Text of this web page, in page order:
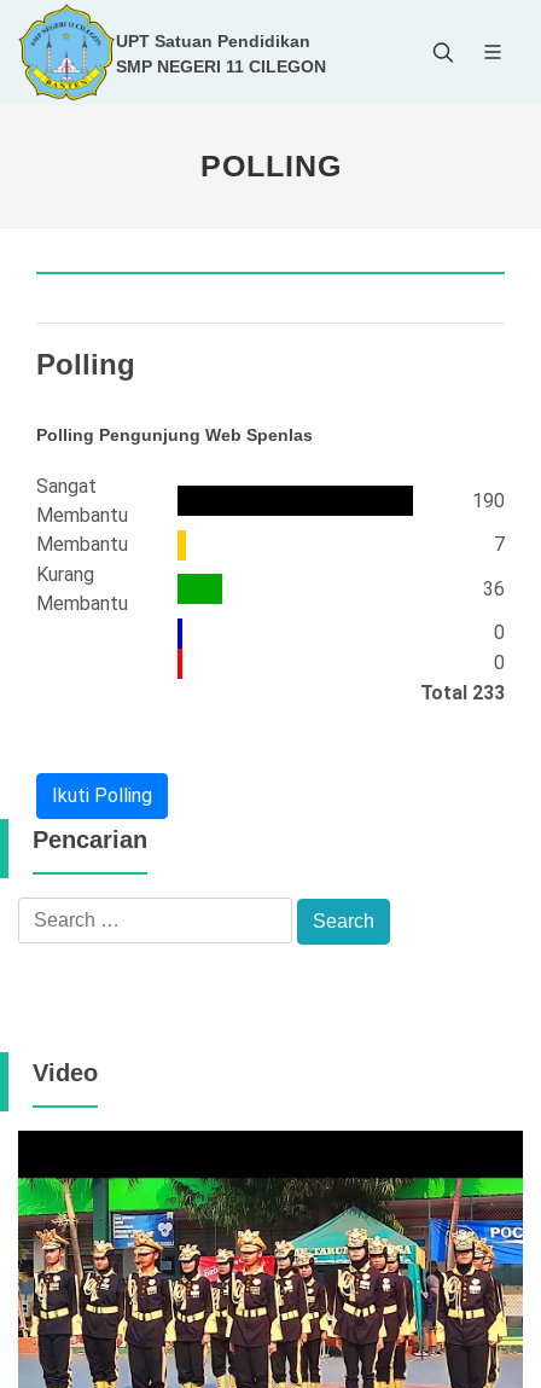
UPT Satuan Pendidikan
SMP NEGERI 11 CILEGON
POLLING
Polling
Polling Pengunjung Web Spenlas
Sangat
Membantu
190
Membantu
7
Kurang
Membantu
36
0
0
Total 233
Ikuti Polling
Pencarian
Video